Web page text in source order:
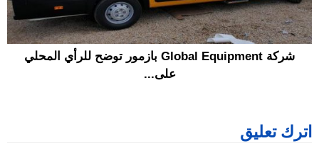
شركة Global Equipment بازمور توضح للرأي المحلي
على...
اترك تعليق